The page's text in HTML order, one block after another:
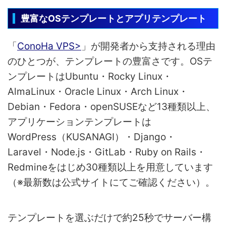
豊富なOSテンプレートとアプリテンプレート
「ConoHa VPS> 」が開発者から支持される理由
のひとつが、テンプレートの豊富さです。OSテ
ンプレートはUbuntu・Rocky Linux・
AlmaLinux・Oracle Linux・Arch Linux・
Debian・Fedora・openSUSEなど13種類以上、
アプリケーションテンプレートは
WordPress（KUSANAGI）・Django・
Laravel・Node.js・GitLab・Ruby on Rails・
Redmineをはじめ30種類以上を用意しています
（※最新数は公式サイトにてご確認ください）。
テンプレートを選ぶだけで約25秒でサーバー構